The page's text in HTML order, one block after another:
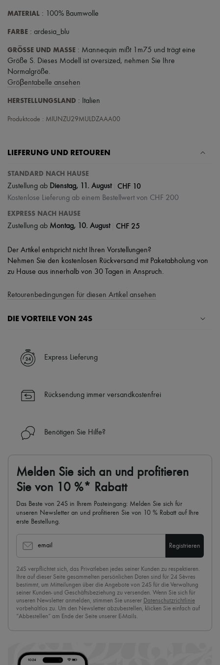
MATERIAL : 100% Baumwolle
FARBE : ardesia_blu
GRÖSSE UND MASSE : Mannequin mißt 1m75 und trägt eine
Größe S. Dieses Modell ist oversized, nehmen Sie Ihre
Normalgröße.
Gröβentabelle ansehen
HERSTELLUNGSLAND : Italien
Produktcode : MIUNZU29MULDZAAA00
LIEFERUNG UND RETOUREN
STANDARD NACH HAUSE
Zustellung ab Dienstag, 11. August CHF 10
Kostenlose Lieferung ab einem Bestellwert von CHF 200
EXPRESS NACH HAUSE
Zustellung ab Montag, 10. August CHF 25
Der Artikel entspricht nicht Ihren Vorstellungen?
Nehmen Sie den kostenlosen Rückversand mit Paketabholung von
zu Hause aus innerhalb von 30 Tagen in Anspruch.
Retourenbedingungen für diesen Artikel ansehen
DIE VORTEILE VON 24S
✓ Expresslieferung in über 100 Ländern
✓ Kostenlose Retouren
die Uhr (24h/24)
Mehr erfahren über 24S, ein Haus aus der LVMH-Gruppe
Express Lieferung
Rücksendung immer versandkostenfrei
Benötigen Sie Hilfe?
Melden Sie sich an und profitieren
Sie von 10 %* Rabatt
Das Beste von 24S in Ihrem Posteingang: Melden Sie sich für
unseren Newsletter an und profitieren Sie von 10 % Rabatt auf Ihre
erste Bestellung.
email Registrieren
24S verpflichtet sich, das Privatleben jedes seiner Kunden zu respektieren.
Ihre auf dieser Seite gesammelten persönlichen Daten sind für 24 Sèvres
bestimmt, um Mitteilungen über die Angebote von 24S für die Verwaltung
seiner Kunden- und Geschäftsbeziehung zu versenden. Wenn Sie sich für
unseren Newsletter anmelden, stimmen Sie unserer Datenschutzrichtlinie
vorbehaltlos zu. Um den Newsletter abzubestellen, klicken Sie einfach auf
“Abbestellen” am Ende der Seite unserer E-Mails.